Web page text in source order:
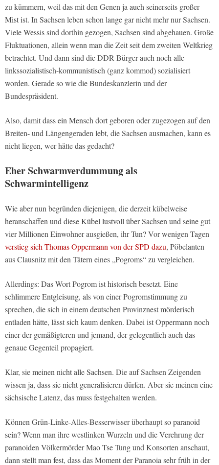
zu kümmern, weil das mit den Genen ja auch seinerseits großer
Mist ist. In Sachsen leben schon lange gar nicht mehr nur Sachsen.
Viele Wessis sind dorthin gezogen, Sachsen sind abgehauen. Große
Fluktuationen, allein wenn man die Zeit seit dem zweiten Weltkrieg
betrachtet. Und dann sind die DDR-Bürger auch noch alle
linkssozialistisch-kommunistisch (ganz kommod) sozialisiert
worden. Gerade so wie die Bundeskanzlerin und der
Bundespräsident.
Also, damit dass ein Mensch dort geboren oder zugezogen auf den
Breiten- und Längengeraden lebt, die Sachsen ausmachen, kann es
nicht liegen, wer hätte das gedacht?
Eher Schwarmverdummung als
Schwarmintelligenz
Wie aber nun begründen diejenigen, die derzeit kübelweise
heranschaffen und diese Kübel lustvoll über Sachsen und seine gut
vier Millionen Einwohner ausgießen, ihr Tun? Vor wenigen Tagen
verstieg sich Thomas Oppermann von der SPD dazu, Pöbelanten
aus Clausnitz mit den Tätern eines „Pogroms“ zu vergleichen.
Allerdings: Das Wort Pogrom ist historisch besetzt. Eine
schlimmere Entgleisung, als von einer Pogromstimmung zu
sprechen, die sich in einem deutschen Provinznest mörderisch
entladen hätte, lässt sich kaum denken. Dabei ist Oppermann noch
einer der gemäßigteren und jemand, der gelegentlich auch das
genaue Gegenteil propagiert.
Klar, sie meinen nicht alle Sachsen. Die auf Sachsen Zeigenden
wissen ja, dass sie nicht generalisieren dürfen. Aber sie meinen eine
sächsische Latenz, das muss festgehalten werden.
Können Grün-Linke-Alles-Besserwisser überhaupt so paranoid
sein? Wenn man ihre westlinken Wurzeln und die Verehrung der
paranoiden Völkermörder Mao Tse Tung und Konsorten anschaut,
dann stellt man fest, dass das Moment der Paranoia sehr früh in der